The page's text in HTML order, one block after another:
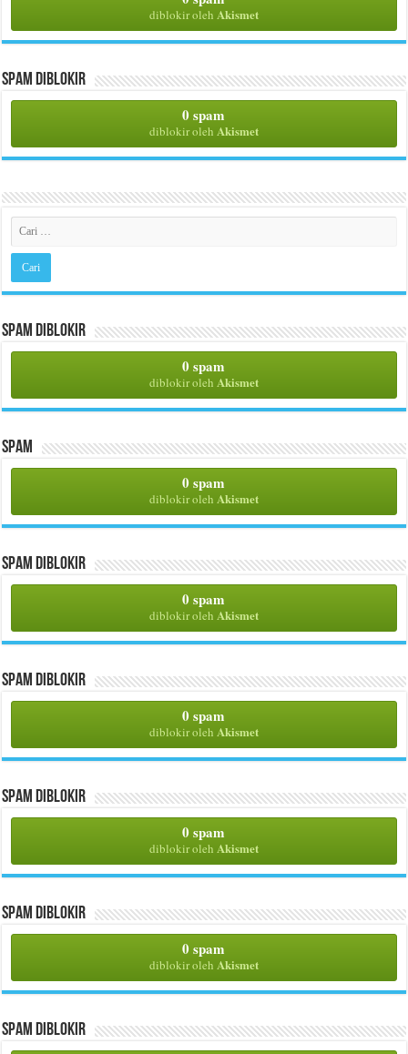
diblokir oleh Akismet
Spam Diblokir
0 spam
diblokir oleh Akismet
Spam Diblokir
0 spam
diblokir oleh Akismet
Spam
0 spam
diblokir oleh Akismet
Spam Diblokir
0 spam
diblokir oleh Akismet
Spam Diblokir
0 spam
diblokir oleh Akismet
Spam Diblokir
0 spam
diblokir oleh Akismet
Spam Diblokir
0 spam
diblokir oleh Akismet
Spam Diblokir